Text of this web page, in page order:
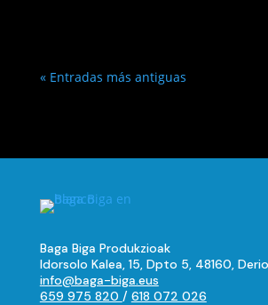
« Entradas más antiguas
Baga Biga Produkzioak
Idorsolo Kalea, 15, Dpto 5, 48160,
info@baga-biga.eus
659 975 820 / 618 072 026